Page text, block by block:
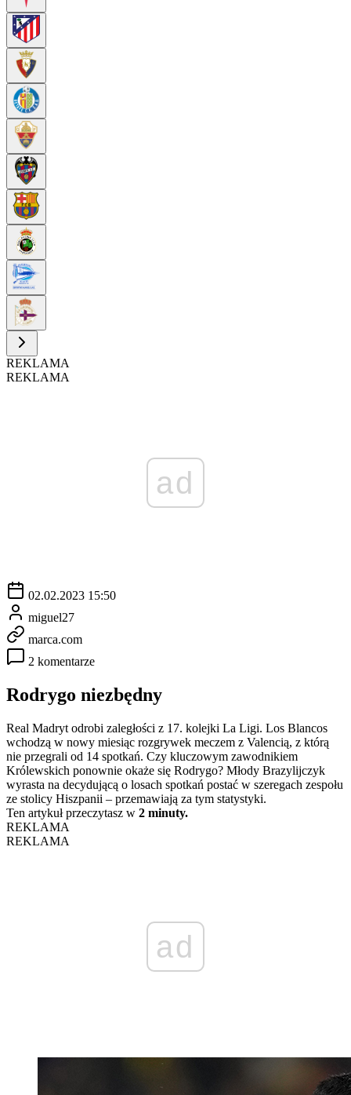
REKLAMA
REKLAMA
ad
02.02.2023 15:50
miguel27
marca.com
2 komentarze
Rodrygo niezbędny
Real Madryt odrobi zaległości z 17. kolejki La Ligi. Los Blancos
wchodzą w nowy miesiąc rozgrywek meczem z Valencią, z którą
nie przegrali od 14 spotkań. Czy kluczowym zawodnikiem
Królewskich ponownie okaże się Rodrygo? Młody Brazylijczyk
wyrasta na decydującą o losach spotkań postać w szeregach zespołu
ze stolicy Hiszpanii – przemawiają za tym statystyki.
Ten artykuł przeczytasz w 2 minuty.
REKLAMA
REKLAMA
ad